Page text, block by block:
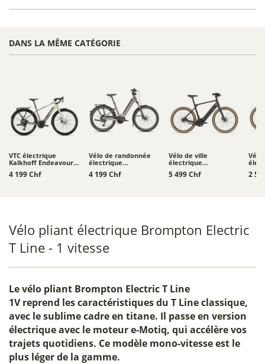
DANS LA MÊME CATÉGORIE
VTC électrique
Kalkhoff Endeavour L
Touring
4 199 Chf
Vélo de randonnée
électrique
Moustache Xroad 4 -
800 Wh
4 199 Chf
Vélo de ville
électrique
Schindelhauer
Heinrich XIV
5 499 Chf
Vélo
2
Vélo pliant électrique Brompton Electric
T Line - 1 vitesse
Levélo pliant Brompton Electric T Line
1Vreprend les caractéristiques du T Line classique,
avec le sublime cadre en titane. Il passe en version
électrique avec le moteur e-Motiq, qui accélère vos
trajets quotidiens. Ce modèle mono-vitesse est le
plus léger de la gamme.